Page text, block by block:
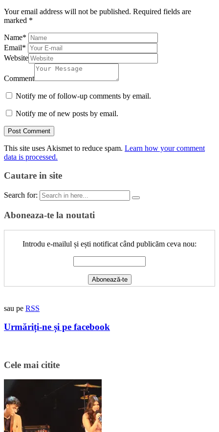
Your email address will not be published. Required fields are
marked *
Name*
Email*
Website
Comment
Notify me of follow-up comments by email.
Notify me of new posts by email.
This site uses Akismet to reduce spam. Learn how your comment
data is processed.
Cautare in site
Search for:
Aboneaza-te la noutati
Introdu e-mailul și ești notificat când publicăm ceva nou:
sau pe RSS
Urmăriți-ne și pe facebook
Cele mai citite